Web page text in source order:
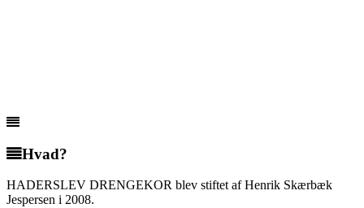
Hvad?
HADERSLEV DRENGEKOR blev stiftet af Henrik Skærbæk
Jespersen i 2008.